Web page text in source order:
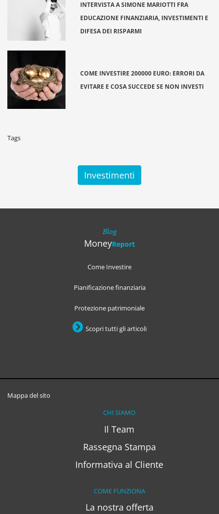
INTERVISTA A SIMONE MARIOTTI FRA
EDUCAZIONE FINANZIARIA, INVESTIMENTI E
DIFESA DEI RISPARMI
COME INVESTIRE 200000 EURO: ERRORI DA
EVITARE E COSA SUCCEDE SE NON INVESTI
Tags
Investimenti
Blog
MoneyReport
Come Investire
Pianificazione finanziaria
Protezione patrimoniale
Scopri tutti gli articoli
Mappa del sito
CHI SIAMO
Il Team
Rassegna Stampa
Informativa al Cliente
COME FUNZIONA
La nostra offerta